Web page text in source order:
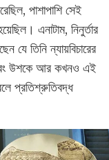
পাশাপাশি সেই
এনাটাম, নিনুর্তার
যে তিনি ন্যায়বিচারের
এবং উশকে আর কখনও এই
প্রতিশ্রুতিবদ্ধ